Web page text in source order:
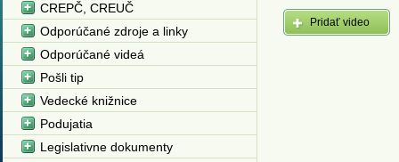
Pridať video
CREPČ, CREUČ
Odporúčané zdroje a linky
Odporúčané videá
Pošli tip
Vedecké knižnice
Podujatia
Legislativne dokumenty